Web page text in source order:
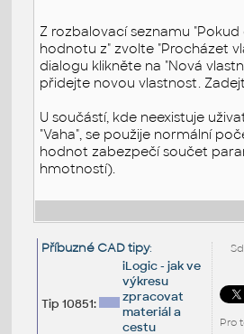
Z rozbalovací seznamu "Pokud
hodnotu z" zvolte "Procházet
dialogu klikněte na "Nová
přidejte novou vlastnost.
U součástí, kde neexistuje
"Vaha", se použije normální
hodnot zabezpečí součet
hmotností).
Pro
Příbuzné CAD tipy:
Tip 10851:
iLogic - jak ve
výkresu
zpracovat
materiál a
cestu